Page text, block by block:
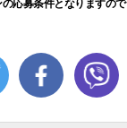
応募条件となりますの